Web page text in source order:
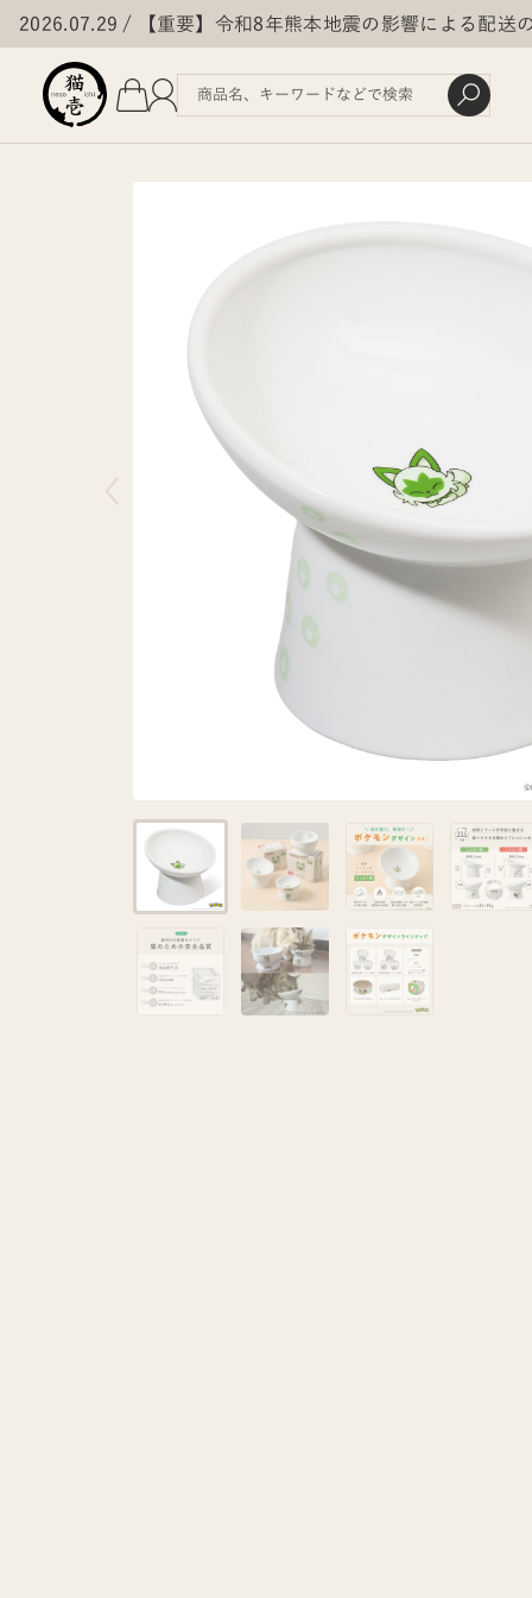
2026.07.29 【重要】令和8年熊本地震の影響による配送